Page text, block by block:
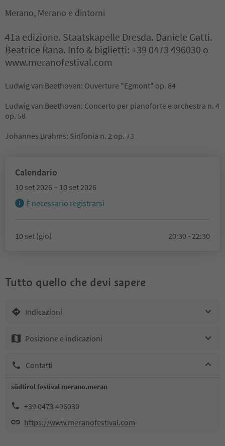
Merano, Merano e dintorni
41a edizione. Staatskapelle Dresda. Daniele Gatti.
Beatrice Rana. Info & biglietti: +39 0473 496030 o
www.meranofestival.com
Ludwig van Beethoven: Ouverture "Egmont" op. 84
Ludwig van Beethoven: Concerto per pianoforte e orchestra n. 4
op. 58
Johannes Brahms: Sinfonia n. 2 op. 73
Calendario
10 set 2026 – 10 set 2026
È necessario registrarsi
10 set (gio) 20:30 - 22:30
Tutto quello che devi sapere
Indicazioni
Posizione e indicazioni
Contatti
südtirol festival merano.meran
+39 0473 496030
https://www.meranofestival.com